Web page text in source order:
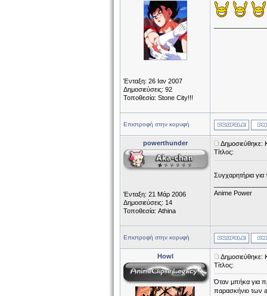
Ένταξη: 26 Ιαν 2007
Δημοσιεύσεις: 92
Τοποθεσία: Stone City!!!
Επιστροφή στην κορυφή
powerthunder
Ένταξη: 21 Μάρ 2006
Δημοσιεύσεις: 14
Τοποθεσία: Athina
Δημοσιεύθηκε:
Τίτλος:
Συγχαρητήρια για
Anime Power
Επιστροφή στην κορυφή
Howl
Δημοσιεύθηκε:
Τίτλος:
Όταν μπήκα για
παρασκήνιο των